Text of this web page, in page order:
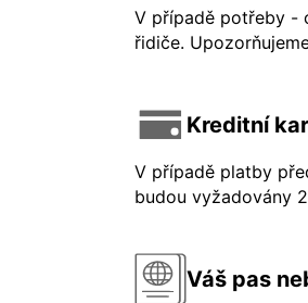
V případě potřeby -
řidiče.
Kreditní
V případě platby
budou vyžadovány
Váš pas